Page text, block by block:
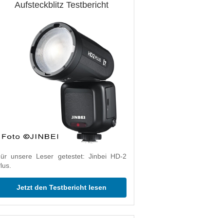
Aufsteckblitz Testbericht
unsere Leser getestet: Jinbei HD-2
Jetzt den Testbericht lesen